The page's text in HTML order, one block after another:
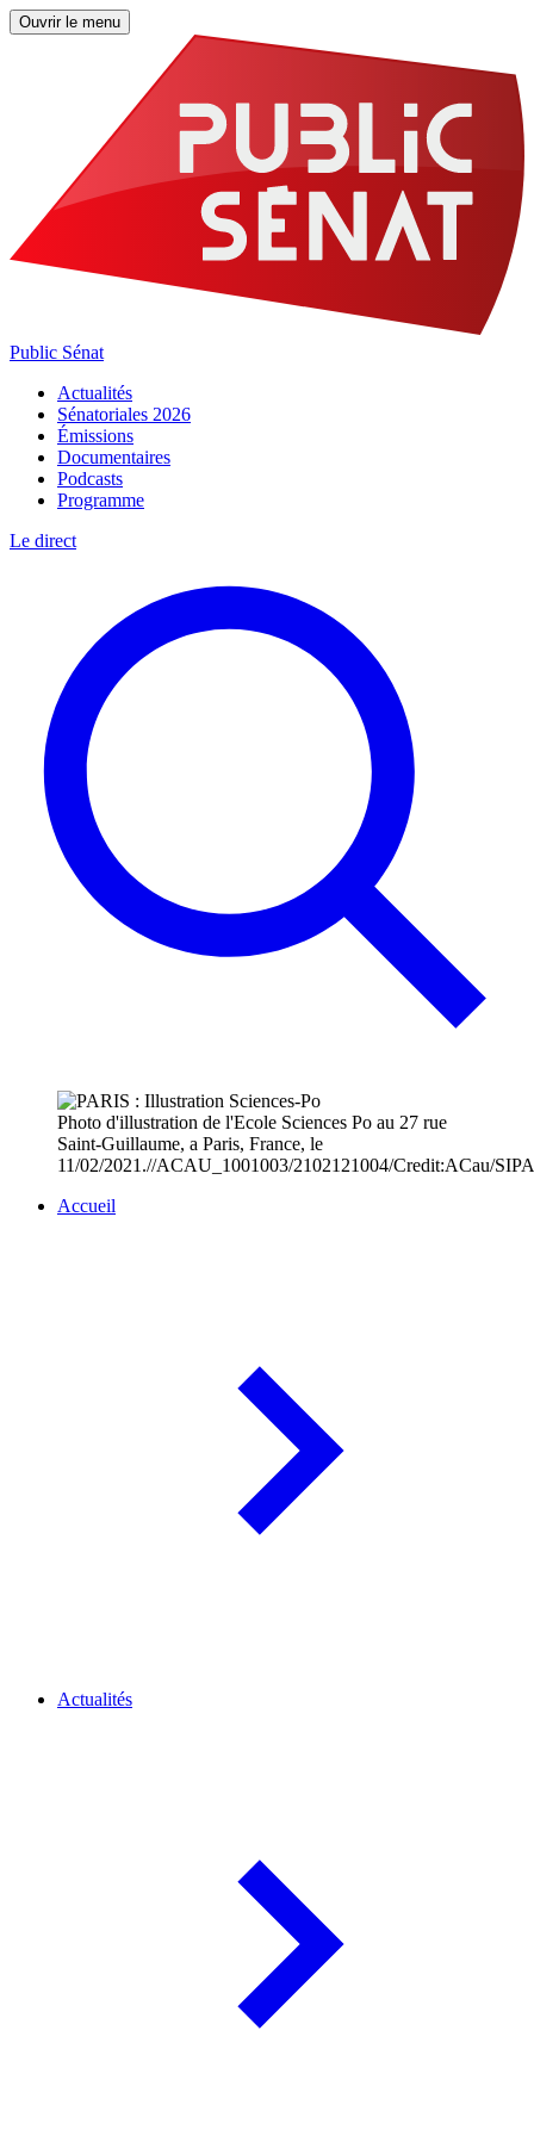
Ouvrir le menu
Public Sénat
Actualités
Sénatoriales 2026
Émissions
Documentaires
Podcasts
Programme
Le direct
Photo d'illustration de l'Ecole Sciences Po au 27 rue
Saint-Guillaume, a Paris, France, le
11/02/2021.//ACAU_1001003/2102121004/Credit:ACau/
Accueil
Actualités